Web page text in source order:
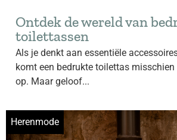
Ontdek de wereld van
toilettassen
Als je denkt aan essentiële
komt een bedrukte toilettas
op. Maar geloof...
Herenmode